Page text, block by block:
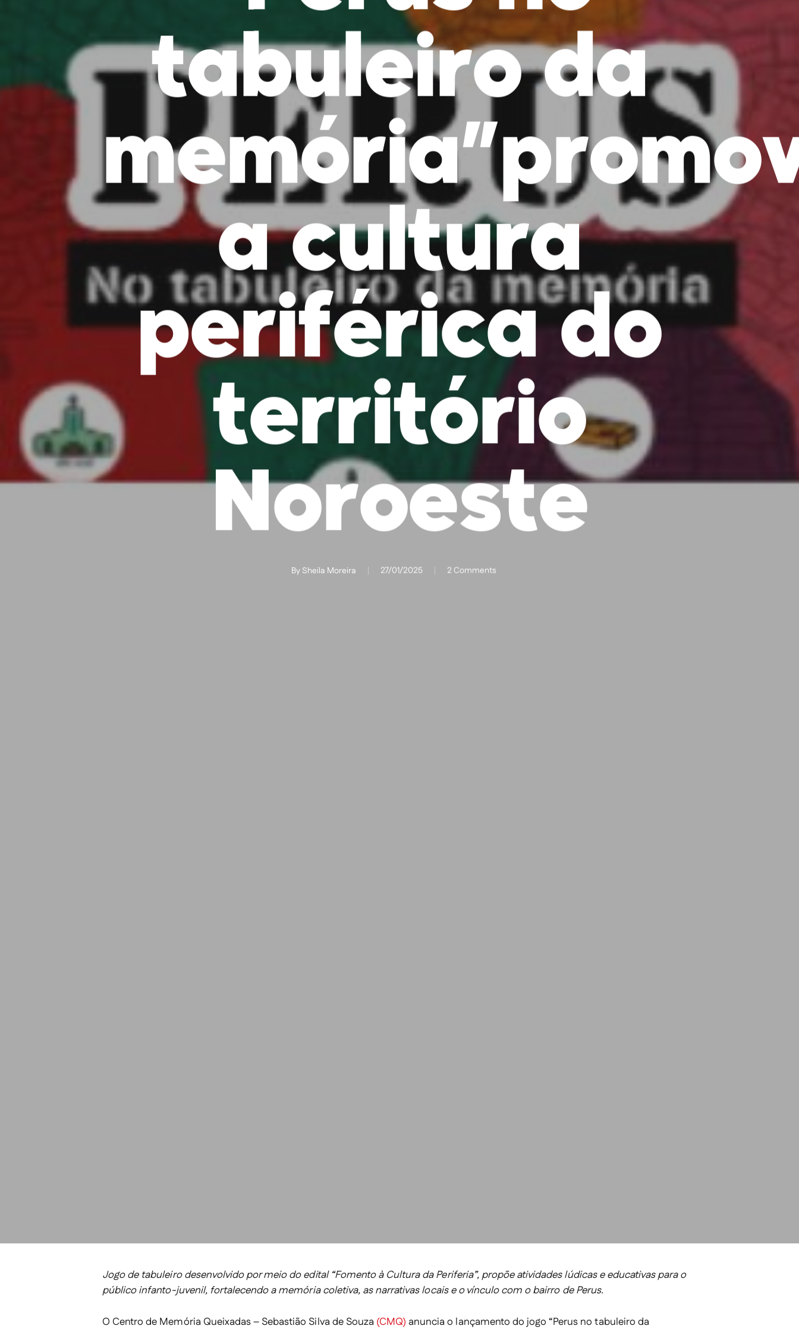
tabuleiro da
a cultura
periférica do
território
Noroeste
By Sheila Moreira 27/01/2025 2 Comments
Jogo de tabuleiro desenvolvido por meio do edital “Fomento à Cultura da Periferia”, propõe atividades lúdicas e educativas para o
público infanto-juvenil, fortalecendo a memória coletiva, as narrativas locais e o vínculo com o bairro de Perus.
OCentro de Memória Queixadas – Sebastião Silva de Souza (CMQ) anuncia o lançamento do jogo“Perus no tabuleiro da